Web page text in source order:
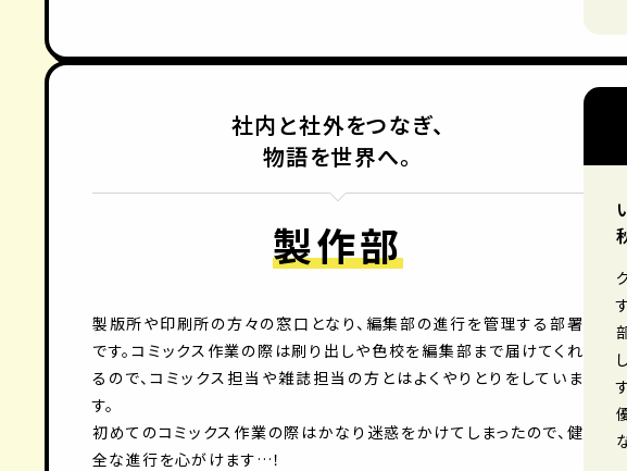
社内と社外をつなぎ、
物語を世界へ。
製作部
製版所や印刷所の方々の窓口となり、編集部の進行を管理する部署
です。コミックス作業の際は刷り出しや色校を編集部まで届けてくれ
るので、コミックス担当や雑誌担当の方とはよくやりとりをしていま
す。
初めてのコミックス作業の際はかなり迷惑をかけてしまったので、健
全な進行を心がけます…！